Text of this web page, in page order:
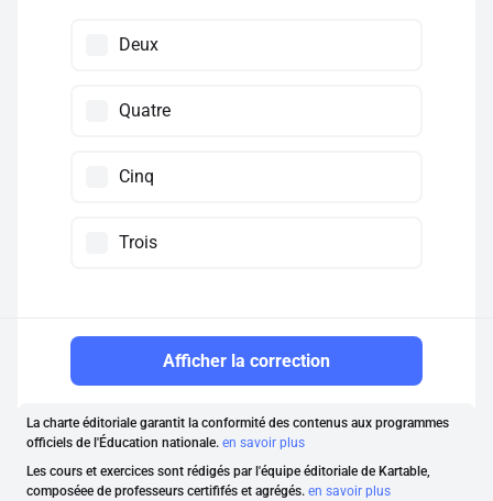
Deux
Quatre
Cinq
Trois
Afficher la correction
La charte éditoriale garantit la conformité des contenus aux programmes
officiels de l'Éducation nationale. en savoir plus
Les cours et exercices sont rédigés par l'équipe éditoriale de Kartable,
composéee de professeurs certififés et agrégés. en savoir plus